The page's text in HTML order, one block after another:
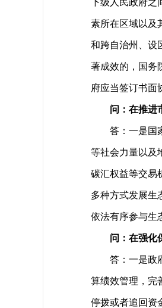
下级人民政府之
素所在区域以及
和跨自治州、设
著成效的，国务
府应当签订书面
问：在推进
答：一是国
等社会力量以及
碳汇权益等交易
多种方式发展生
依法有序参与生
问：在强化
答：一是政
算绩效管理，完
停拨或者追回资